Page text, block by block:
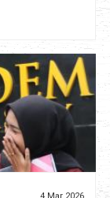
4 Mar 2026